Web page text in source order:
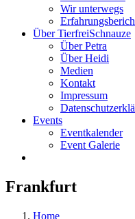
Wir unterwegs
Über TierfreiSchnauze
Über Petra
Über Heidi
Medien
Kontakt
Impressum
Events
Eventkalender
Event Galerie
Frankfurt
Home